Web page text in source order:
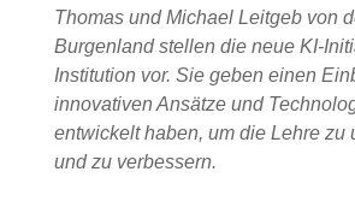
Thomas und Michael Leitgeb von
Burgenland stellen die neue KI-
Institution vor. Sie geben einen
innovativen Ansätze und
entwickelt haben, um die Lehre zu
und zu verbessern.